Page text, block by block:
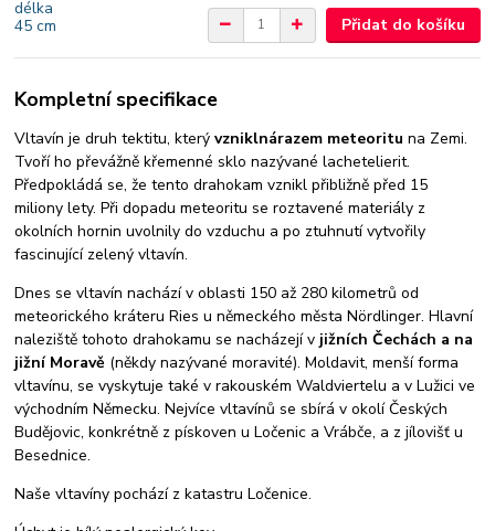
Přidat do košíku
Kompletní specifikace
Vltavín je druh tektitu, kterývzniklnárazem meteoritu na Zemi.
Tvoří ho převážně křemenné sklo nazývané lachetelierit.
Předpokládá se, že tento drahokam vznikl přibližně před 15
miliony lety. Při dopadu meteoritu se roztavené materiály z
okolních hornin uvolnily do vzduchu a po ztuhnutí vytvořily
fascinující zelený vltavín.
Dnes se vltavín nachází v oblasti 150 až 280 kilometrů od
meteorického kráteru Ries u německého města Nördlinger. Hlavní
naleziště tohoto drahokamu se nacházejí v jižních Čechách a na
jižní Moravě (někdy nazývané moravité). Moldavit, menší forma
vltavínu, se vyskytuje také v rakouském Waldviertelu a v Lužici ve
východním Německu. Nejvíce vltavínů se sbírá v okolí Českých
Budějovic, konkrétně z pískoven u Ločenic a Vrábče, a z jílovišť u
Besednice.
Naše vltavíny pochází z katastru Ločenice.